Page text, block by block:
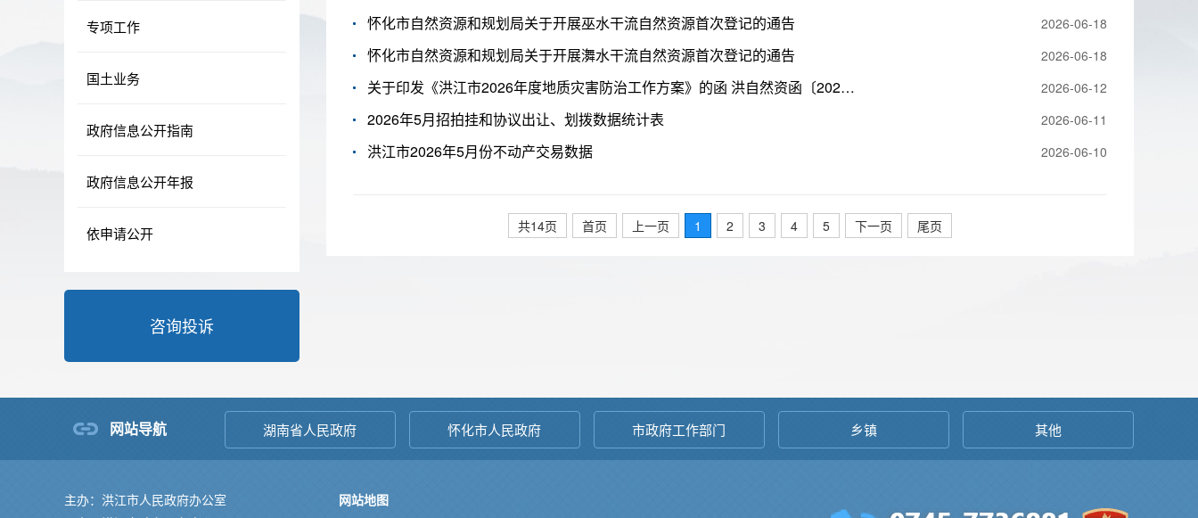
专项工作
国土业务
政府信息公开指南
政府信息公开年报
依申请公开
咨询投诉
怀化市自然资源和规划局关于开展巫水干流自然资源首次登记的通告 2026-06-18
怀化市自然资源和规划局关于开展㵲水干流自然资源首次登记的通告 2026-06-18
关于印发《洪江市2026年度地质灾害防治工作方案》的函 洪自然资函〔2026〕6号 2026-06-12
2026年5月招拍挂和协议出让、划拨数据统计表 2026-06-11
洪江市2026年5月份不动产交易数据 2026-06-10
共14页 首页 上一页 1 2 3 4 5 下一页 尾页
网站导航 湖南省人民政府 怀化市人民政府 市政府工作部门 乡镇 其他
主办：洪江市人民政府办公室
网站地图